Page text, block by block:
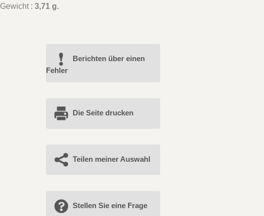
Gewicht :3,71 g.
Berichten über einen
Fehler
Die Seite drucken
Teilen meiner Auswahl
Stellen Sie eine Frage